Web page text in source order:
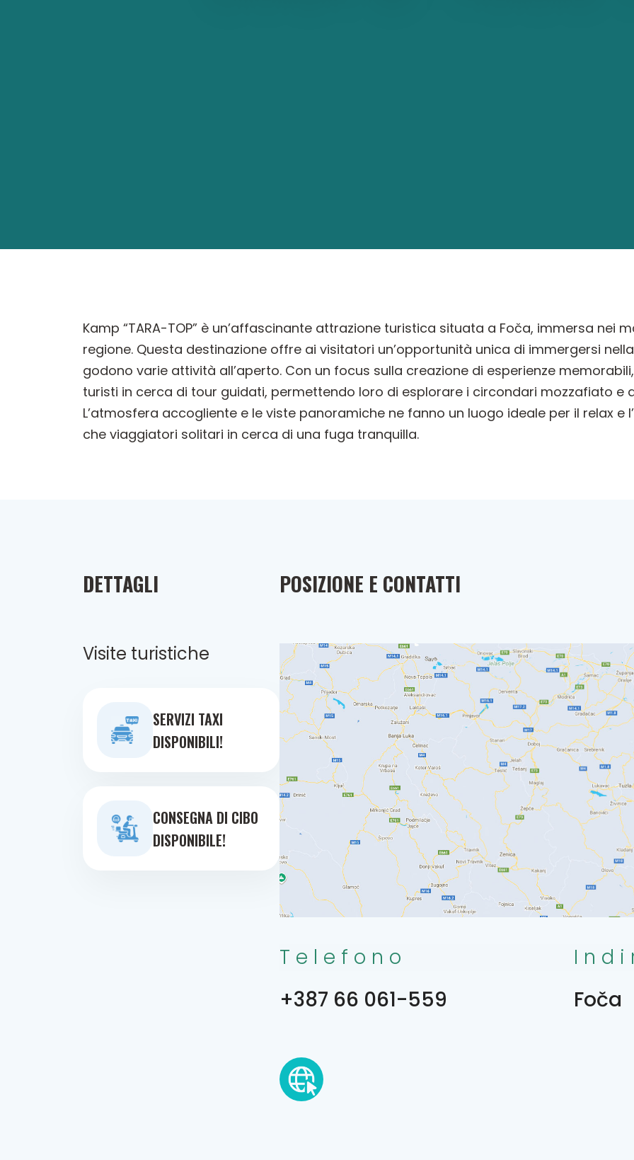
Kamp “TARA-TOP” è un’affascinante attrazione turistica situata a Foča, immersa nei
regione. Questa destinazione offre ai visitatori un’opportunità unica di immergersi
godono varie attività all’aperto. Con un focus sulla creazione di esperienze memorabili,
turisti in cerca di tour guidati, permettendo loro di esplorare i circondari mozzafiato e
L’atmosfera accogliente e le viste panoramiche ne fanno un luogo ideale per il relax e
che viaggiatori solitari in cerca di una fuga tranquilla.
DETTAGLI
Visite turistiche
SERVIZI TAXI
DISPONIBILI!
CONSEGNA DI CIBO
DISPONIBILE!
POSIZIONE E CONTATTI
Telefono
+387 66 061-559
Foča